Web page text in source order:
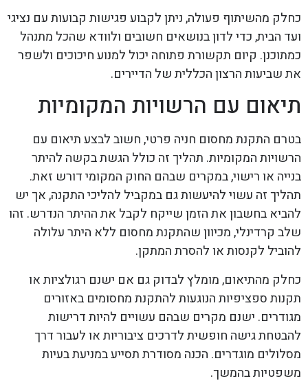
כחלק מהשיתוף פעולה, ניתן לקבוע פגישות קבועות עם נציגי
ועד הבית, כדי לדון בנושאים חשובים ולוודא שהכל מתנהל
כמתוכנן. קיום תקשורת פתוחה יכול למנוע חיכוכים ולשפר
את שביעות הרצון הכללית של הדיירים.
תיאום עם הרשויות המקומיות
בטרם התקנת מחסום חניה פרטי, חשוב לבצע תיאום עם
הרשויות המקומיות. תהליך זה כולל הגשת בקשה להיתר
בנייה או רישוי, במקרים שבהם החוק המקומי דורש זאת.
תהליך זה עשוי להיעשות גם במקביל להליכי התקנה, אך יש
להביא בחשבון את הזמן שייקח לקבל את ההיתר הנדרש. זהו
שלב קרדינלי, מכיוון שהתקנת מחסום ללא היתר עלולה
להוביל לקנסות או להסרת המתקן.
כחלק מהתיאום, מומלץ לבדוק גם אם ישנם רגולציות או
תקנות ספציפיות הנוגעות להתקנת מחסומים באזורים
מגודרים. ישנם מקרים שבהם עשויים להיות דרישות
להבטחת גישה חופשית לדרכים ציבוריות או לעבור דרך
מסלולים מוגדרים. הכנה מסודרת תסייע במניעת בעיות
משפטיות בהמשך.